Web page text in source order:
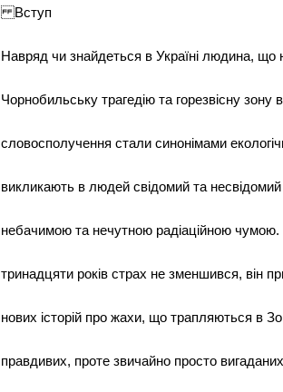
Вступ
Навряд чи знайдеться в Українi людина, що
Чорнобильську трагедiю та горезвiсну зону
словосполучення стали синонімами
викликають в людей свiдомий та
небачимою та нечутною радiацiйною чумою.
тринадцяти рокiв страх не зменшився, вiн
нових iсторій про жахи, що трапляються в
правдивих, проте звичайно просто